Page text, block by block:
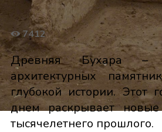
7412
Древняя Бухара –
архитектурных
глубокой истории. Этот
днем раскрывает
тысячелетнего прошлого.